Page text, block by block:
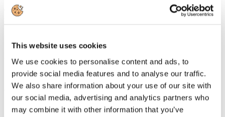
This website uses cookies
We use cookies to personalise content and ads, to
provide social media features and to analyse our traffic.
We also share information about your use of our site with
our social media, advertising and analytics partners who
may combine it with other information that you’ve
Tuttavia, l'industria della carta e’ parte di diversi e rilevanti
Energy Intensive Industries (per il processo e la parte energetica)
Creative & Cultural Industries (per la parte grafica e stampa)
Proximity & Social Economy (per la prossimità nell’economia